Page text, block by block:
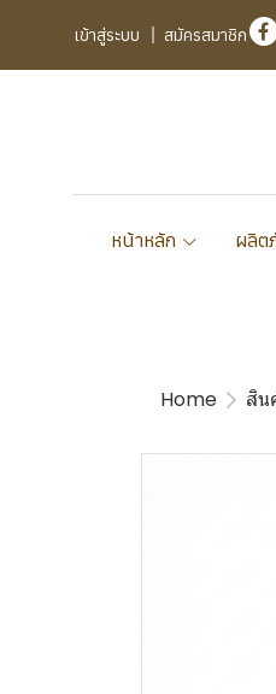
เข้าสู่ระบบ สมัครสมาชิก
หน้าหลัก ผลิต
Home สิน